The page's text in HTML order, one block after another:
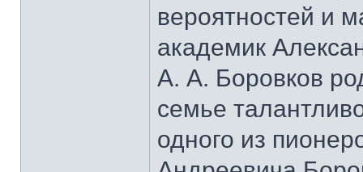
вероятностей и
академик
А. А. Боровков
семье
одного из